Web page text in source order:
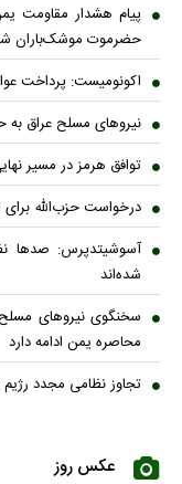
پیام هشدار مقاومت
حضرموت موشک‌باران
اکونومیست: پرداخت
نیروهای مسلح عراق به
توافق هرمز در مسیر
درخواست حزب‌الله برای
آسوشیتدپرس: صدها
شده‌اند
سخنگوی نیروهای مسلح
محاصره یمن ادامه دارد
تجاوز نظامی مجدد
عکس روز